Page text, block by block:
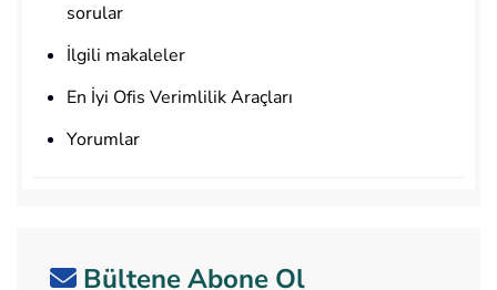
sorular
İlgili makaleler
En İyi Ofis Verimlilik Araçları
Yorumlar
Bültene Abone Ol